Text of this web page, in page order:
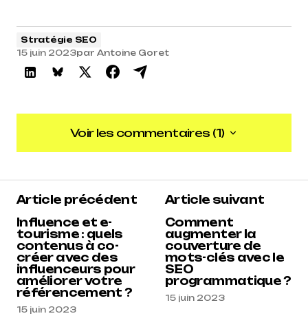
Stratégie SEO
15 juin 2023par Antoine Goret
Voir les commentaires (1)
Voir les commentaires (1)
5
Anonyme
15 juin 2023 à 17 h 07 min
Répondre
Article précédent
Influence et e-
tourisme : quels
contenus à co-
créer avec des
influenceurs pour
améliorer votre
référencement ?
15 juin 2023
Article suivant
Comment
augmenter la
couverture de
mots-clés avec le
SEO
programmatique ?
15 juin 2023